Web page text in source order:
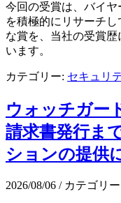
今回の受賞は、バイ
を積極的にリサーチ
な賞を、当社の受賞
います。
カテゴリー: セキュリ
ウォッチガー
請求書発行ま
ションの提供
2026/08/06 / カテゴリ